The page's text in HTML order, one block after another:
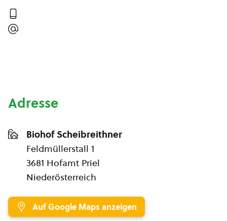
Adresse
Biohof Scheibreithner
Feldmüllerstall 1
3681 Hofamt Priel
Niederösterreich
Auf Google Maps anzeigen